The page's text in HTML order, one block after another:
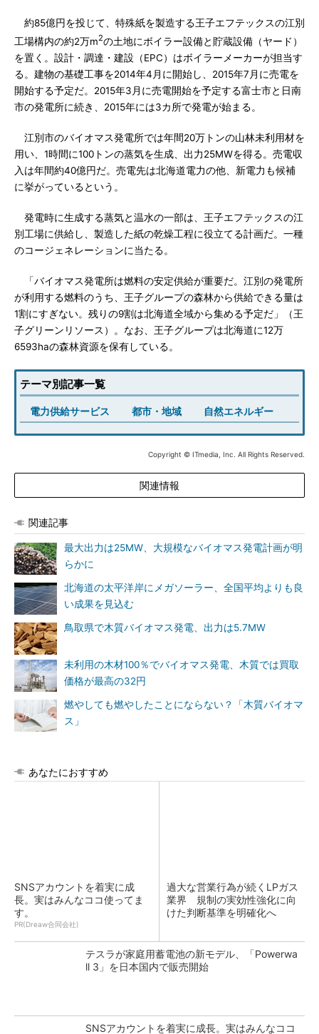
約85億円を投じて、特殊紙を製造する王子エフテックスの江別
工場構内の約2万m2の土地にボイラー設備と貯蔵設備（ヤード）
を置く。設計・調達・建設（EPC）はボイラーメーカーが担当す
る。建物の基礎工事を2014年4月に開始し、2015年7月に売電を
開始する予定だ。2015年3月に売電開始を予定する富士市と日南
市の発電所に続き、2015年には3カ所で発電が始まる。
江別市のバイオマス発電所では年間20万トンの山林未利用材を
用い、1時間に100トンの蒸気を生成、出力25MWを得る。売電収
入は年間約40億円だ。売電先は北海道電力の他、新電力も候補
に挙がっているという。
発電時に生成する蒸気と温水の一部は、王子エフテックスの江
別工場に供給し、製造した紙の乾燥工程に役立てる計画だ。一種
のコージェネレーションに当たる。
「バイオマス発電所は燃料の安定供給が重要だ。江別の発電所
が利用する燃料のうち、王子グループの森林から供給できる量は
1割にすぎない。残りの9割は北海道全域から集める予定だ」（王
子グリーンリソース）。なお、王子グループは北海道に12万
6593haの森林資源を保有している。
テーマ別記事一覧
電力供給サービス 都市・地域 自然エネルギー
Copyright © ITmedia, Inc. All Rights Reserved.
関連情報
関連記事
最大出力は25MW、大規模なバイオマス発電計画が明
らかに
北海道の太平洋岸にメガソーラー、全国平均よりも良
い成果を見込む
鳥取県で木質バイオマス発電、出力は5.7MW
未利用の木材100％でバイオマス発電、木質では買取
価格が最高の32円
燃やしても燃やしたことにならない？「木質バイオマ
ス」
あなたにおすすめ
SNSアカウントを着実に成
長。実はみんなココ使ってま
す。
PR(Dreaw合同会社)
過大な営業行為が続くLPガス
業界 規制の実効性強化に向
けた判断基準を明確化へ
テスラが家庭用蓄電池の新モデル、「Powerwa
ll 3」を日本国内で販売開始
SNSアカウントを着実に成長。実はみんなココ